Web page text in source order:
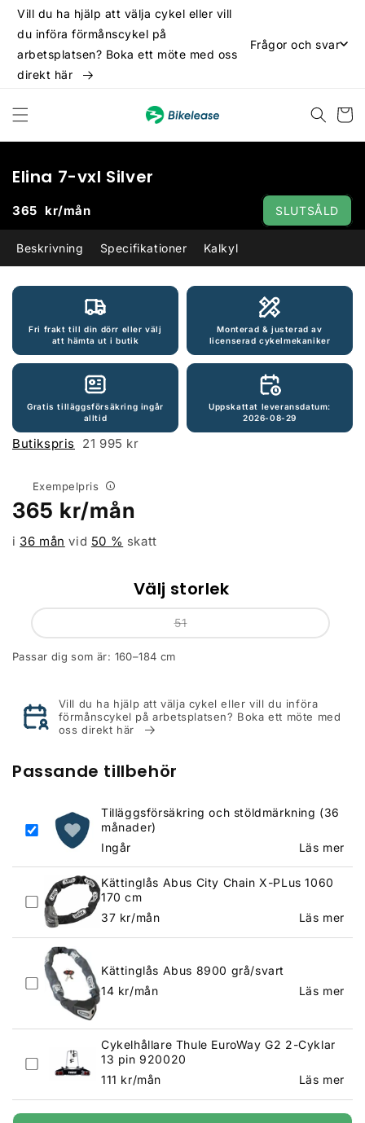
vidare
innehåll
Vill du ha hjälp att välja cykel eller vill
du införa förmånscykel på
arbetsplatsen? Boka ett möte med oss
direkt här
Frågor och svar
Elina 7-vxl Silver
365 kr/mån SLUTSÅLD
Beskrivning Specifikationer Kalkyl
Fri frakt till din dörr eller välj
att hämta ut i butik
Monterad & justerad av
licenserad cykelmekaniker
Gratis tilläggsförsäkring ingår
alltid
Uppskattat leveransdatum:
2026-08-29
Butikspris 21 995 kr
Exempelpris
Ordinarie
pris
365 kr/mån
i 36 mån vid 50 % skatt
Välj storlek
51
Passar dig som är: 160–184 cm
Vill du ha hjälp att välja cykel eller vill du införa
förmånscykel på arbetsplatsen? Boka ett möte med
oss direkt här
Passande tillbehör
Tilläggsförsäkring och stöldmärkning (36
månader)
Ingår
Läs mer
Kättinglås Abus City Chain X-PLus 1060
170 cm
Ordinarie
37 kr/mån Läs mer
Kättinglås Abus 8900 grå/svart
Ordinarie
14 kr/mån Läs mer
Cykelhållare Thule EuroWay G2 2-Cyklar
13 pin 920020
Ordinarie
111 kr/mån Läs mer